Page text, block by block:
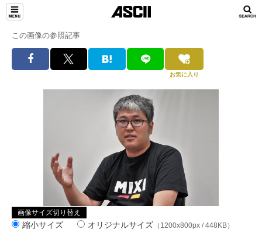
この画像の参照記事
お気に入り
画像サイズ切り替え
縮小サイズ オリジナルサイズ （1200x800px / 448KB）